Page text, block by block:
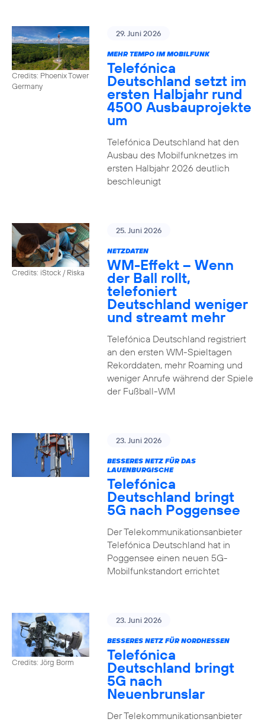
Credits: Phoenix Tower
Germany
29. Juni 2026
MEHR TEMPO IM MOBILFUNK
Telefónica
Deutschland setzt im
ersten Halbjahr rund
4500 Ausbauprojekte
um
Telefónica Deutschland hat den
Ausbau des Mobilfunknetzes im
ersten Halbjahr 2026 deutlich
beschleunigt
Credits: iStock / Riska
25. Juni 2026
NETZDATEN
WM-Effekt – Wenn
der Ball rollt,
telefoniert
Deutschland weniger
und streamt mehr
Telefónica Deutschland registriert
an den ersten WM-Spieltagen
Rekorddaten, mehr Roaming und
weniger Anrufe während der Spiele
der Fußball-WM
23. Juni 2026
BESSERES NETZ FÜR DAS
LAUENBURGISCHE
Telefónica
Deutschland bringt
5G nach Poggensee
Der Telekommunikationsanbieter
Telefónica Deutschland hat in
Poggensee einen neuen 5G-
Mobilfunkstandort errichtet
Credits: Jörg Borm
23. Juni 2026
BESSERES NETZ FÜR NORDHESSEN
Telefónica
Deutschland bringt
5G nach
Neuenbrunslar
Der Telekommunikationsanbieter